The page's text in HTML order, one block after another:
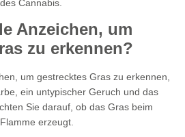
Cannabis.
Anzeichen, um
zu erkennen?
um gestrecktes Gras zu erkennen,
ein untypischer Geruch und das
Sie darauf, ob das Gras beim
erzeugt.